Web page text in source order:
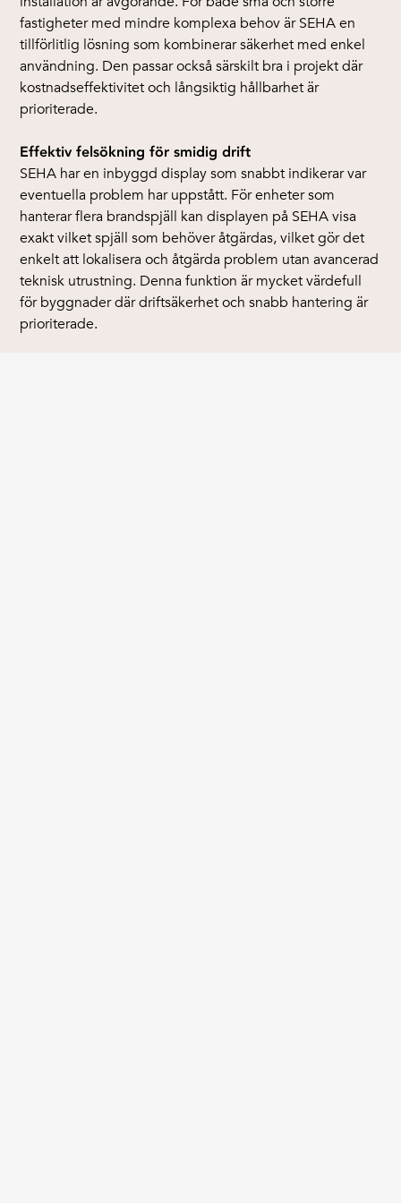
fastigheter med mindre komplexa behov är SEHA en
tillförlitlig lösning som kombinerar säkerhet med enkel
användning. Den passar också särskilt bra i projekt där
kostnadseffektivitet och långsiktig hållbarhet är
prioriterade.
Effektiv felsökning för smidig drift
SEHA har en inbyggd display som snabbt indikerar var
eventuella problem har uppstått. För enheter som
hanterar flera brandspjäll kan displayen på SEHA visa
exakt vilket spjäll som behöver åtgärdas, vilket gör det
enkelt att lokalisera och åtgärda problem utan avancerad
teknisk utrustning. Denna funktion är mycket värdefull
för byggnader där driftsäkerhet och snabb hantering är
prioriterade.